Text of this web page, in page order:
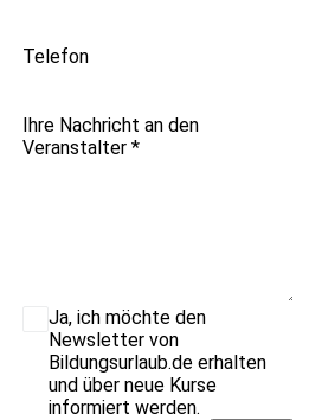
Telefon
Ihre Nachricht an den
Veranstalter *
Ja, ich möchte den
Newsletter von
Bildungsurlaub.de erhalten
und über neue Kurse
informiert werden.